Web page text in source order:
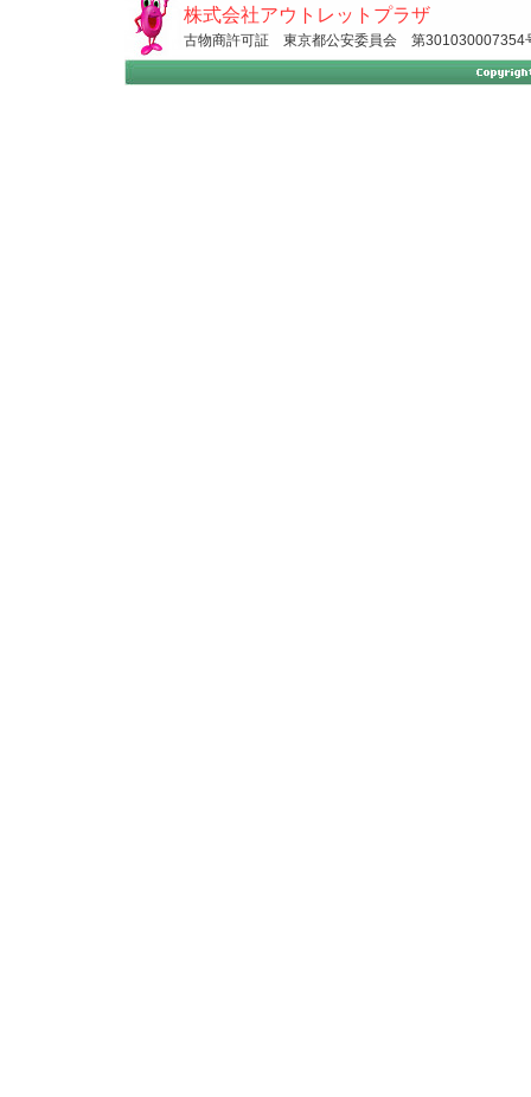
株式会社アウトレットプラザ
古物商許可証 東京都公安委員会 第301030007354